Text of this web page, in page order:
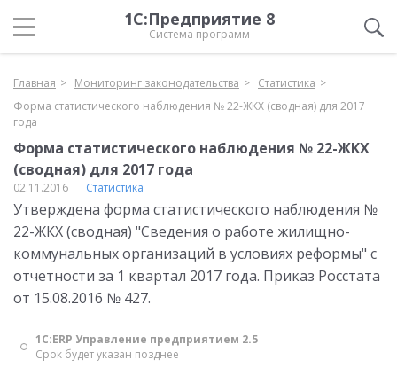
1С:Предприятие 8
Система программ
Главная Мониторинг законодательства
Статистика
Форма статистического наблюдения № 22-ЖКХ (сводная) для 2017
года
Форма статистического наблюдения № 22-ЖКХ
(сводная) для 2017 года
02.11.2016 Статистика
Утверждена форма статистического наблюдения №
22-ЖКХ (сводная) "Сведения о работе жилищно-
коммунальных организаций в условиях реформы" с
отчетности за 1 квартал 2017 года. Приказ Росстата
от 15.08.2016 № 427.
1С:ERP Управление предприятием 2.5
Срок будет указан позднее